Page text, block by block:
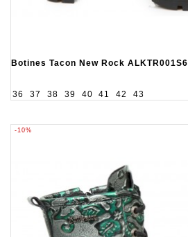
Botines Tacon New Rock ALKTR001S6
36 37 38 39 40 41 42 43
-10%